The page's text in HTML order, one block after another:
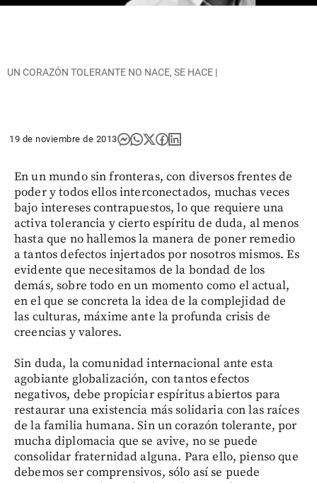
UN CORAZÓN TOLERANTE NO NACE, SE HACE |
19 de noviembre de 2013
En un mundo sin fronteras, con diversos frentes de
poder y todos ellos interconectados, muchas veces
bajo intereses contrapuestos, lo que requiere una
activa tolerancia y cierto espíritu de duda, al menos
hasta que no hallemos la manera de poner remedio
a tantos defectos injertados por nosotros mismos. Es
evidente que necesitamos de la bondad de los
demás, sobre todo en un momento como el actual,
en el que se concreta la idea de la complejidad de
las culturas, máxime ante la profunda crisis de
creencias y valores.
Sin duda, la comunidad internacional ante esta
agobiante globalización, con tantos efectos
negativos, debe propiciar espíritus abiertos para
restaurar una existencia más solidaria con las raíces
de la familia humana. Sin un corazón tolerante, por
mucha diplomacia que se avive, no se puede
consolidar fraternidad alguna. Para ello, pienso que
debemos ser comprensivos, sólo así se puede